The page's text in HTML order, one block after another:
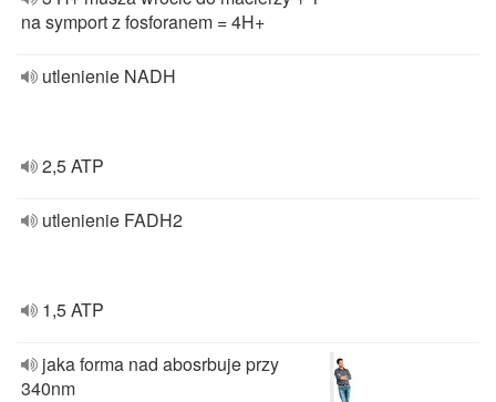
na symport z fosforanem = 4H+
utlenienie NADH
2,5 ATP
utlenienie FADH2
1,5 ATP
jaka forma nad abosrbuje przy
340nm